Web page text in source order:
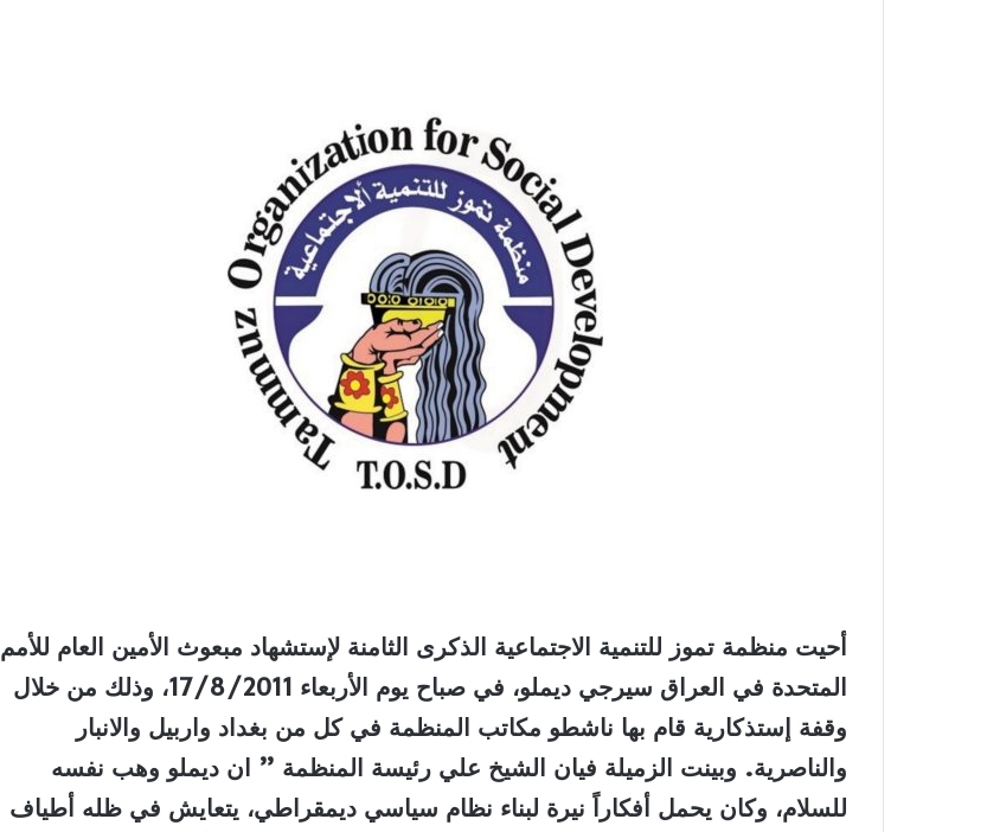
أحيت منظمة تموز للتنمية الاجتماعية الذكرى الثامنة لإستشهاد مبعوث الأمين العام للأمم
المتحدة في العراق سيرجي ديملو، في صباح يوم الأربعاء 17/8/2011، وذلك من خلال
وقفة إستذكارية قام بها ناشطو مكاتب المنظمة في كل من بغداد واربيل والانبار
والناصرية. وبينت الزميلة فيان الشيخ علي رئيسة المنظمة ” ان ديملو وهب نفسه
للسلام، وكان يحمل أفكاراً نيرة لبناء نظام سياسي ديمقراطي، يتعايش في ظله أطياف